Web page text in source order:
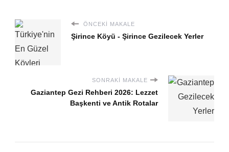
ÖNCEKI MAKALE
Şirince Köyü - Şirince Gezilecek Yerler
SONRAKI MAKALE
Gaziantep Gezi Rehberi 2026: Lezzet
Başkenti ve Antik Rotalar